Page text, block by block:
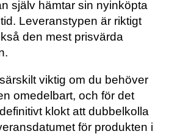
själv hämtar sin nyinköpta
Leveranstypen är riktigt
den mest prisvärda
viktig om du behöver
omedelbart, och för det
klokt att dubbelkolla
för produkten i